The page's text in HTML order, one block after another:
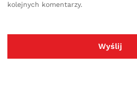
kolejnych komentarzy.